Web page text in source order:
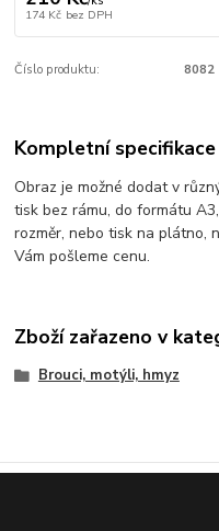
174 Kč bez DPH
Číslo produktu: 8082
Kompletní specifikace
Obraz je možné dodat v
tisk bez rámu, do formátu
rozměr, nebo tisk na plátno,
Vám pošleme cenu.
Zboží zařazeno v
Brouci, motýli, hmyz